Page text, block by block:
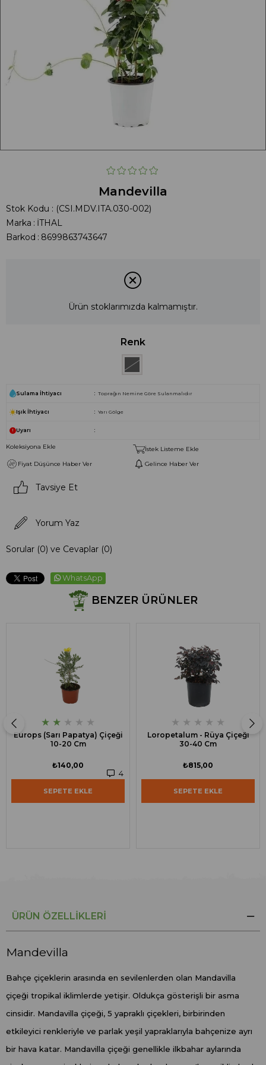
Mandevilla
Stok Kodu
(CSI.MDV.ITA.030-002)
Marka : İTHAL
Barkod : 8699863743647
Ürün stoklarımızda kalmamıştır.
Renk
Sulama İhtiyacı Toprağın Nemine Göre Sulanmalıdır
Işık İhtiyacı Yarı Gölge
Uyarı
Koleksiyona Ekle
İstek Listeme Ekle
Fiyat Düşünce Haber Ver
Gelince Haber Ver
Tavsiye Et
Yorum Yaz
Sorular (0) ve Cevaplar (0)
WhatsApp
BENZER ÜRÜNLER
★ ★ ★ ★ ★
Europs (Sarı Papatya) Çiçeği
10-20 Cm
4
₺140,00
SEPETE EKLE
★ ★ ★ ★ ★
Loropetalum - Rüya Çiçeği
30-40 Cm
₺815,00
SEPETE EKLE
ÜRÜN ÖZELLIKLERI
Mandevilla
Bahçe çiçeklerin arasında en sevilenlerden olan Mandavilla
çiçeği tropikal iklimlerde yetişir. Oldukça gösterişli bir asma
cinsidir. Mandavilla çiçeği, 5 yapraklı çiçekleri, birbirinden
etkileyici renkleriyle ve parlak yeşil yapraklarıyla bahçenize ayrı
bir hava katar. Mandavilla çiçeği genellikle ilkbahar aylarında